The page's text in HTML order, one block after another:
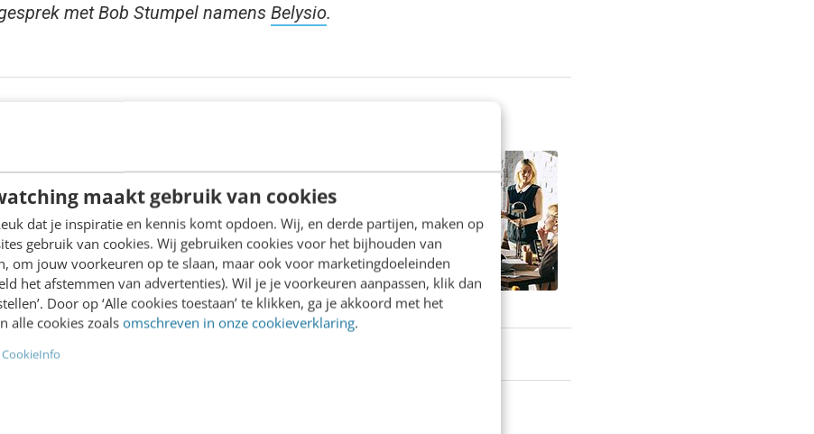
maakt gebruik van cookies
dat je inspiratie en kennis komt opdoen. Wij, en derde partijen, maken op
gebruik van cookies. Wij gebruiken cookies voor het bijhouden van
om jouw voorkeuren op te slaan, maar ook voor marketingdoeleinden
het afstemmen van advertenties). Wil je je voorkeuren aanpassen, klik dan
Door op ‘Alle cookies toestaan’ te klikken, ga je akkoord met het
alle cookies zoalsomschreven in onze cookieverklaring.
met Bob Stumpel namens Belysio.
naar talent een duwtje in de rug
zoek naar nieuw talent? Of je nu een
of developer nodig hebt, met het
bij Frankwatching vergroot jij je
social kanalen en e-mailbestand vind
kandidaat Bekijk de opties